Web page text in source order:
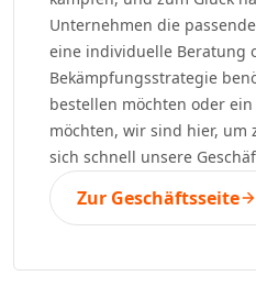
Unternehmen die
eine individuelle Beratung
Bekämpfungsstrategie
bestellen möchten oder
möchten, wir sind hier, um
sich schnell unsere
Zur Geschäftsseite